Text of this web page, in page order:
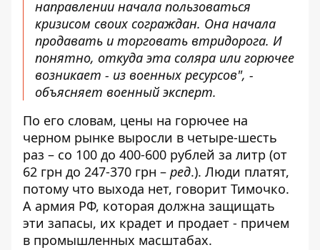
направлении начала пользоваться
кризисом своих сограждан. Она начала
продавать и торговать втридорога. И
понятно, откуда эта соляра или горючее
возникает - из военных ресурсов", -
объясняет военный эксперт.
По его словам, цены на горючее на
черном рынке выросли в четыре-шесть
раз – со 100 до 400-600 рублей за литр (от
62 грн до 247-370 грн – ред.). Люди платят,
потому что выхода нет, говорит Тимочко.
А армия РФ, которая должна защищать
эти запасы, их крадет и продает - причем
в промышленных масштабах.